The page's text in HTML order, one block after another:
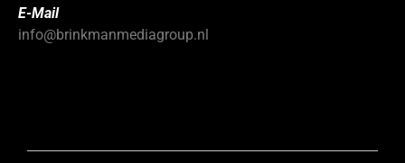
E-Mail
info@brinkmanmediagroup.nl